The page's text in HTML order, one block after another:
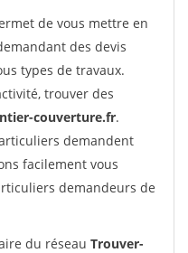
de vous mettre en
des devis
types de travaux.
trouver des
couverture.fr.
demandent
facilement vous
demandeurs de
du réseau Trouver-